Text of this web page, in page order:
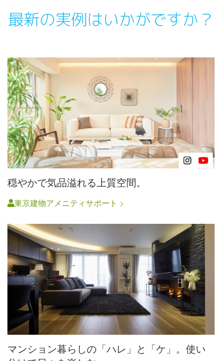
最新の実例はいかがですか？
穏やかで気品溢れる上質空間。
東京建物アメニティサポート
マンション暮らしの「ハレ」と「ケ」。使い